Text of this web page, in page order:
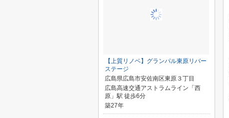
【上質リノベ】グランパル東原リバー
ステージ
広島県広島市安佐南区東原３丁目
広島高速交通アストラムライン「西
原」駅 徒歩6分
築27年